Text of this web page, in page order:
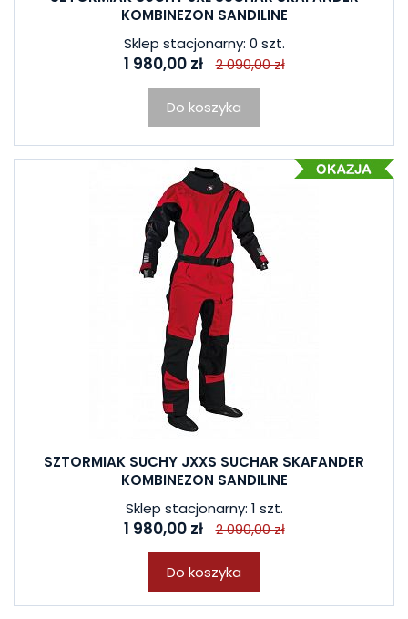
KOMBINEZON SANDILINE
Sklep stacjonarny: 0 szt.
1 980,00 zł 2 090,00 zł
Do koszyka
SZTORMIAK SUCHY JXXS SUCHAR SKAFANDER
KOMBINEZON SANDILINE
Sklep stacjonarny: 1 szt.
1 980,00 zł 2 090,00 zł
Do koszyka